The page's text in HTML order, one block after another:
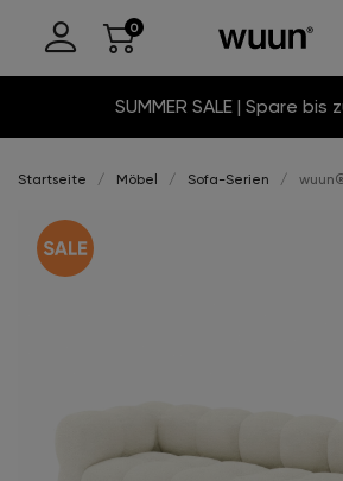
SUMMER SALE | Spare bis
Startseite Möbel Sofa-Serien